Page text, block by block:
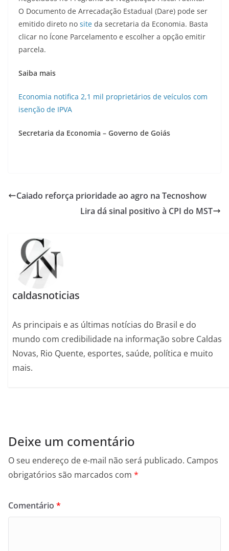
O Documento de Arrecadação Estadual (Dare) pode ser
emitido direto no site da secretaria da Economia. Basta
clicar no Ícone Parcelamento e escolher a opção emitir
parcela.
Saiba mais
Economia notifica 2,1 mil proprietários de veículos com
isenção de IPVA
Secretaria da Economia – Governo de Goiás
Caiado reforça prioridade ao agro na Tecnoshow
Lira dá sinal positivo à CPI do MST
caldasnoticias
As principais e as últimas notícias do Brasil e do
mundo com credibilidade na informação sobre Caldas
Novas, Rio Quente, esportes, saúde, política e muito
mais.
Deixe um comentário
O seu endereço de e-mail não será publicado. Campos
obrigatórios são marcados com *
Comentário *